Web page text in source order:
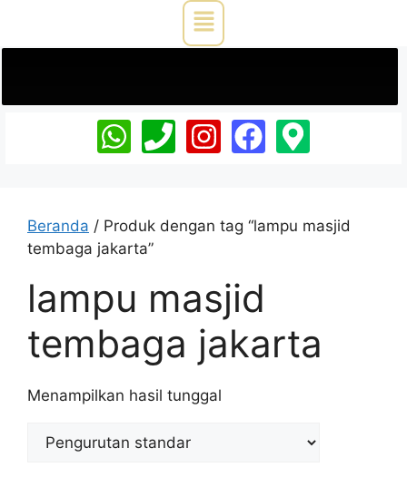
Beranda / Produk dengan tag “lampu masjid
tembaga jakarta”
lampu masjid
tembaga jakarta
Menampilkan hasil tunggal